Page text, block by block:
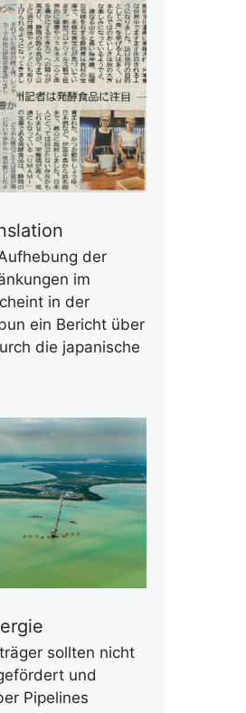
der
im
in der
ein Bericht über
die japanische
sollten nicht
und
Pipelines